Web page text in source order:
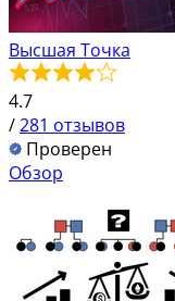
Высшая Точка
4.7
/281 отзывов
Проверен
Обзор